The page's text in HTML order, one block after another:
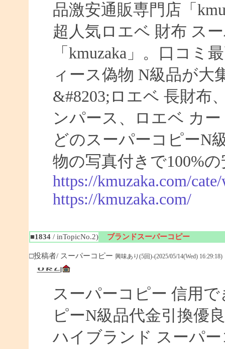
品激安通販専門店「
超人気ロエベ 財布 ス
「kmuzaka」。口コミ
ィース偽物 N級品が大
&#8203;ロエベ 長財布
ンパース、ロエベ カ
どのスーパーコピーN
物の写真付きで100%
https://kmuzaka.com/
https://kmuzaka.com/
■1834/ inTopicNo.2) ブランドスーパーコピー
□投稿者/ スーパーコピー 興味あり(5回)-(2025/05/14(Wed) 16:29:18)
スーパーコピー 信用
ピーN級品代金引換優
ハイブランド スーパ